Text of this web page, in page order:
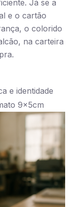
Já se a
e o cartão
o colorido
na carteira
e identidade
9x5cm